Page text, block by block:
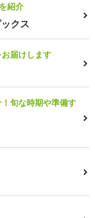
紹介
クス
届けします
旬な時期や準備す